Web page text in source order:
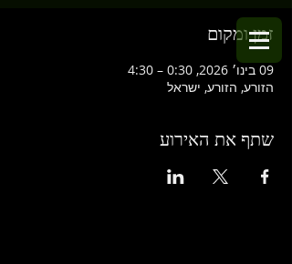
זמן ומקום
09 בינו׳ 2026, 0:30 – 4:30
הזורע, הזורע, ישראל
שתף את האירוע